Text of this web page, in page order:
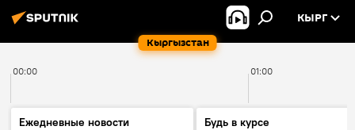
Кыргызстан
КЫРГ
00:00 01:00
Ежедневные новости
Будь в курсе